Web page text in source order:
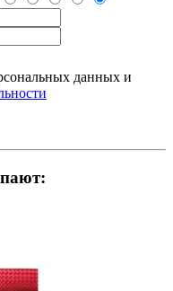
данных и